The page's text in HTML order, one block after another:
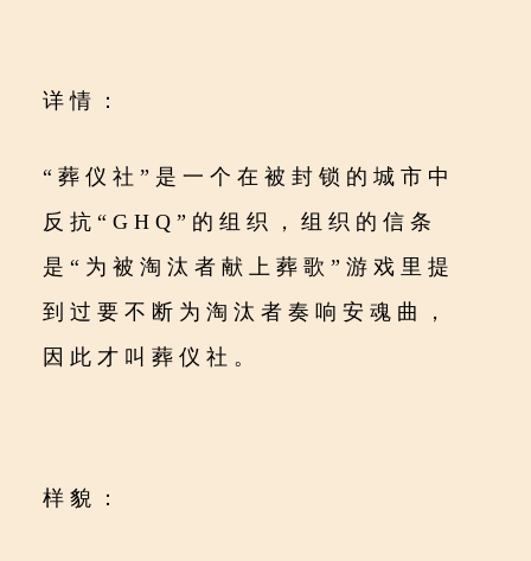
详情：
“葬仪社”是一个在被封锁的城市中
反抗“GHQ”的组织，组织的信条
是“为被淘汰者献上葬歌”游戏里提
到过要不断为淘汰者奏响安魂曲，
因此才叫葬仪社。
样貌：